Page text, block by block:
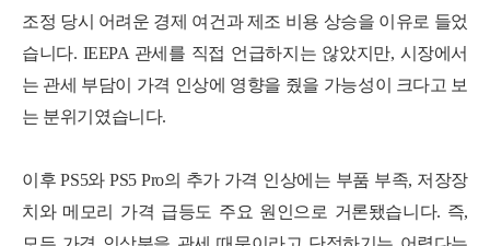
조정 당시 어려운 경제 여건과 제조 비용 상승을 이유로 들었
습니다. IEEPA 관세를 직접 언급하지는 않았지만, 시장에서
는 관세 부담이 가격 인상에 영향을 줬을 가능성이 크다고 보
는 분위기였습니다.
이후 PS5와 PS5 Pro의 추가 가격 인상에는 부품 부족, 저장장
치와 메모리 가격 급등도 주요 원인으로 거론됐습니다. 즉,